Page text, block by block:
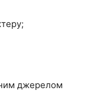
джерелом